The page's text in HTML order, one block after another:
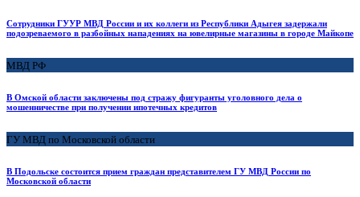
Сотрудники ГУУР МВД России и их коллеги из Республики Адыгея задержали
подозреваемого в разбойных нападениях на ювелирные магазины в городе Майкопе
МВД РФ
В Омской области заключены под стражу фигуранты уголовного дела о
мошенничестве при получении ипотечных кредитов
ГУ МВД по Московской области
В Подольске состоится прием граждан представителем ГУ МВД России по
Московской области